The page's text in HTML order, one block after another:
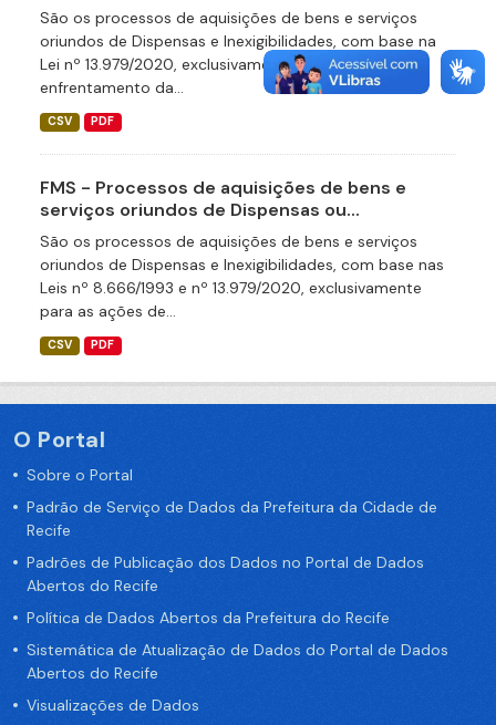
São os processos de aquisições de bens e serviços
oriundos de Dispensas e Inexigibilidades, com base na
Lei nº 13.979/2020, exclusivamente para as ações de
enfrentamento da...
CSV PDF
FMS - Processos de aquisições de bens e
serviços oriundos de Dispensas ou...
São os processos de aquisições de bens e serviços
oriundos de Dispensas e Inexigibilidades, com base nas
Leis nº 8.666/1993 e nº 13.979/2020, exclusivamente
para as ações de...
CSV PDF
O Portal
Sobre o Portal
Padrão de Serviço de Dados da Prefeitura da Cidade de
Recife
Padrões de Publicação dos Dados no Portal de Dados
Abertos do Recife
Política de Dados Abertos da Prefeitura do Recife
Sistemática de Atualização de Dados do Portal de Dados
Abertos do Recife
Visualizações de Dados